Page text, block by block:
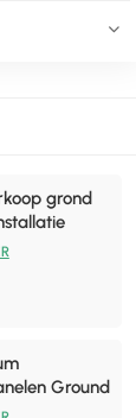
grond
Ground